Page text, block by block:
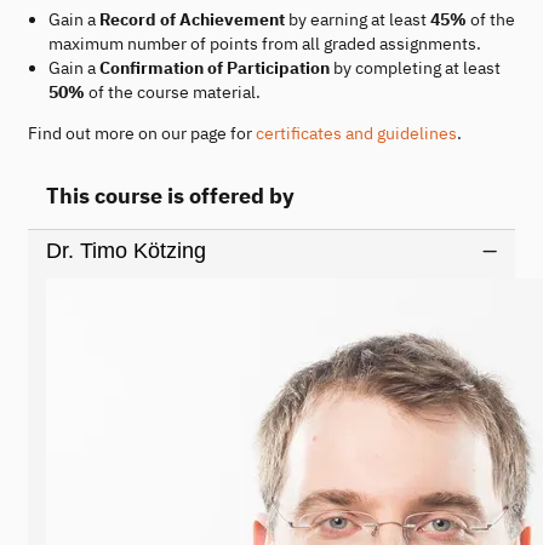
Gain a Record of Achievementby earning at least45% of the
maximum number of points from all graded assignments.
Gain aConfirmation of Participationby completing at least
50% of the course material.
Find out more on our page forcertificates and guidelines.
This course is offered by
Dr. Timo Kötzing